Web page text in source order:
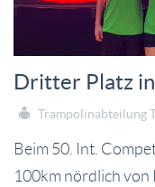
Dritter Platz in
Trampolinabteilung
Beim 50. Int.
100km nördlich von